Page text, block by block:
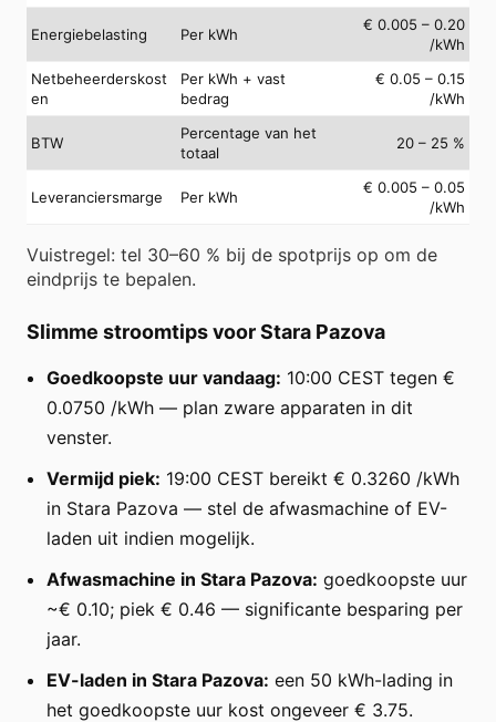
Energiebelasting Per kWh
€ 0.005 – 0.20
/kWh
Netbeheerderskost
en
Per kWh + vast
bedrag
€ 0.05 – 0.15
/kWh
BTW
Percentage van het
totaal
20 – 25 %
Leveranciersmarge Per kWh
€ 0.005 – 0.05
/kWh
Vuistregel: tel 30–60 % bij de spotprijs op om de
eindprijs te bepalen.
Slimme stroomtips voor Stara Pazova
Goedkoopste uur vandaag: 10:00 CEST tegen €
0.0750 /kWh — plan zware apparaten in dit
venster.
Vermijd piek: 19:00 CEST bereikt € 0.3260 /kWh
in Stara Pazova — stel de afwasmachine of EV-
laden uit indien mogelijk.
Afwasmachine in Stara Pazova: goedkoopste uur
~€ 0.10; piek € 0.46 — significante besparing per
jaar.
EV-laden in Stara Pazova: een 50 kWh-lading in
het goedkoopste uur kost ongeveer € 3.75.